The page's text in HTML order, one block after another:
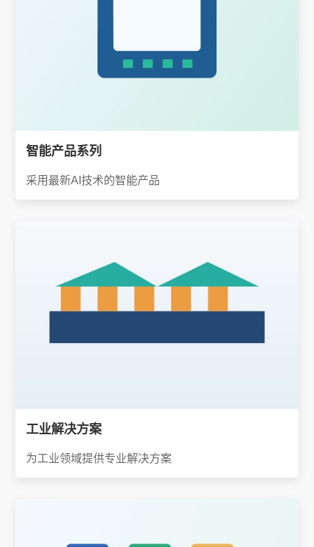
智能产品系列
采用最新AI技术的智能产品
工业解决方案
为工业领域提供专业解决方案